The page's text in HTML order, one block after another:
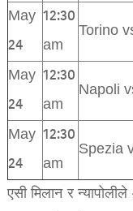
May
24
12:30
am
Torino
May
24
12:30
am
Napoli
May
24
12:30
am
Spezia
एसी मिलान र